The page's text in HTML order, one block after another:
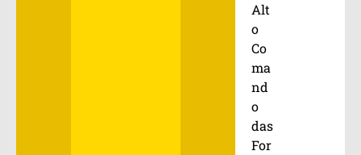
Alt
o
Co
ma
nd
o
das
For